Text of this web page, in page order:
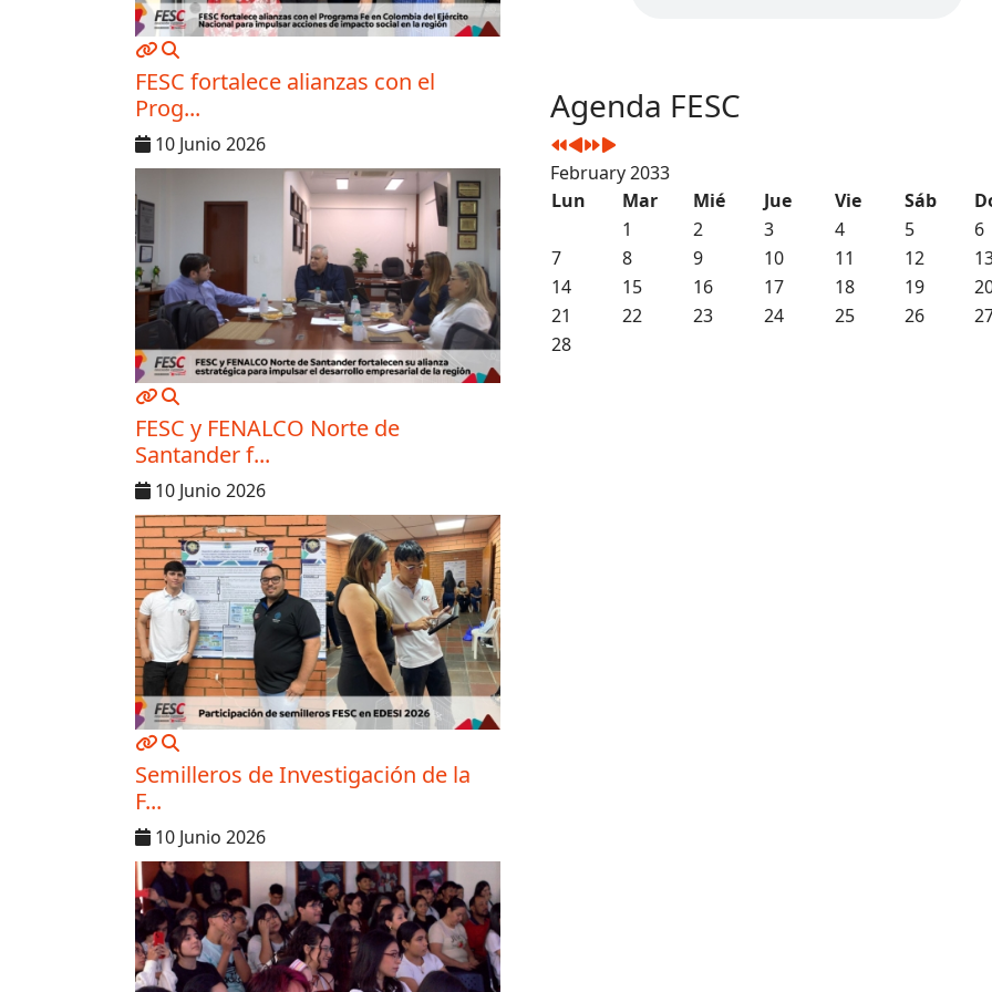
MOD_JTCS_VIEW_ARTICLE_LINK
FESC fortalece alianzas con el
Prog...
10 Junio 2026
MOD_JTCS_VIEW_ARTICLE_LINK
FESC y FENALCO Norte de
Santander f...
10 Junio 2026
MOD_JTCS_VIEW_ARTICLE_LINK
Semilleros de Investigación de la
F...
10 Junio 2026
Agenda FESC
February 2033
Lun
Mar Mié Jue Vie Sáb
1
2 3 4 5
6
7
8 9 10 11 12
14
15 16 17 18 19
21
22 23 24 25 26
28